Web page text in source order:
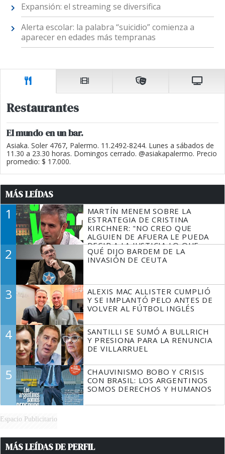
Expansión: el streaming se diversifica
Alerta escolar: la palabra “suicidio” comienza a
aparecer en edades más tempranas
Restaurantes
El mundo en un bar.
Asiaka. Soler 4767, Palermo. 11.2492-8244. Lunes a sábados de
11.30 a 23.30 horas. Domingos cerrado. @asiakapalermo. Precio
promedio: $ 17.000.
MÁS LEÍDAS
1
MARTÍN MENEM SOBRE LA
ESTRATEGIA DE CRISTINA
KIRCHNER: "NO CREO QUE
ALGUIEN DE AFUERA LE PUEDA
DECIR A LA JUSTICIA LO QUE
TIENE QUE HACER"
2
QUÉ DIJO BARDEM DE LA
INVASIÓN DE CEUTA
3
ALEXIS MAC ALLISTER CUMPLIÓ
Y SE IMPLANTÓ PELO ANTES DE
VOLVER AL FÚTBOL INGLÉS
4
SANTILLI SE SUMÓ A BULLRICH
Y PRESIONA PARA LA RENUNCIA
DE VILLARRUEL
5
CHAUVINISMO BOBO Y CRISIS
CON BRASIL: LOS ARGENTINOS
SOMOS DERECHOS Y HUMANOS
Espacio Publicitario
MÁS LEÍDAS DE PERFIL